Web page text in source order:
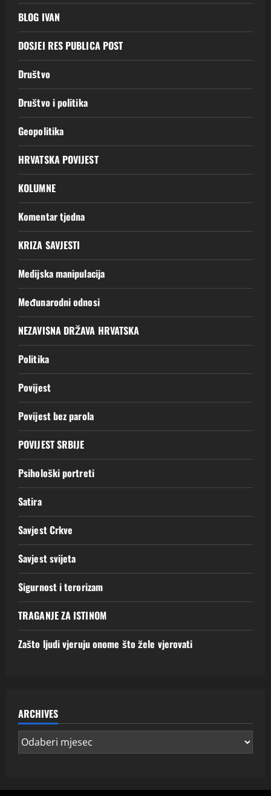
BLOG IVAN
DOSJEI RES PUBLICA POST
Društvo
Društvo i politika
Geopolitika
HRVATSKA POVIJEST
KOLUMNE
Komentar tjedna
KRIZA SAVJESTI
Medijska manipulacija
Međunarodni odnosi
NEZAVISNA DRŽAVA HRVATSKA
Politika
Povijest
Povijest bez parola
POVIJEST SRBIJE
Psihološki portreti
Satira
Savjest Crkve
Savjest svijeta
Sigurnost i terorizam
TRAGANJE ZA ISTINOM
Zašto ljudi vjeruju onome što žele vjerovati
ARCHIVES